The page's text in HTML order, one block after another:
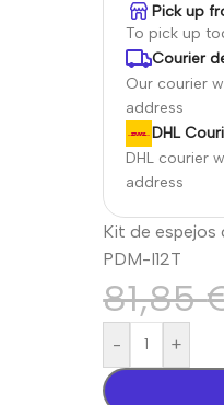
Pick up
To pick up
Courier
Our courier
address
DHL
DHL courier
address
Kit de espejos
PDM-I12T
81,85
- +